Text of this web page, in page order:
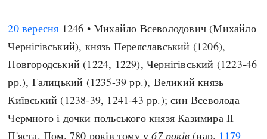
20 вересня 1246 • Михайло Всеволодович (Михайло
Чернігівський), князь Переяславський (1206),
Новгородський (1224, 1229), Чернігівський (1223-46
рр.), Галицький (1235-39 рр.), Великий князь
Київський (1238-39, 1241-43 рр.); син Всеволода
Чермного і дочки польського князя Казимира II
П'яста. Пом. 780 років тому у67 років (нар. 1179